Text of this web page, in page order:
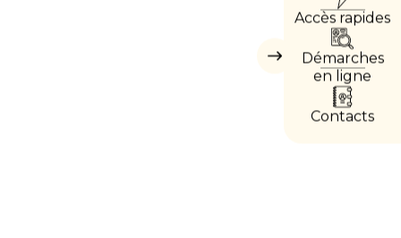
Masquer
Accès rapides
Démarches
en ligne
Contacts